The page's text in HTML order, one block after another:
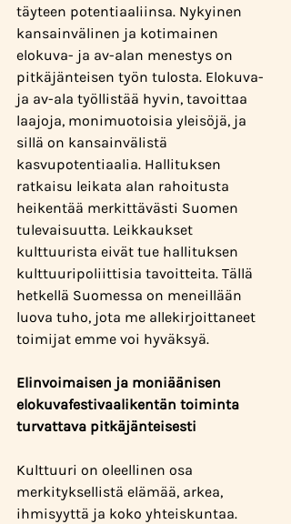
täyteen potentiaaliinsa. Nykyinen
kansainvälinen ja kotimainen
elokuva- ja av-alan menestys on
pitkäjänteisen työn tulosta. Elokuva-
ja av-ala työllistää hyvin, tavoittaa
laajoja, monimuotoisia yleisöjä, ja
sillä on kansainvälistä
kasvupotentiaalia. Hallituksen
ratkaisu leikata alan rahoitusta
heikentää merkittävästi Suomen
tulevaisuutta. Leikkaukset
kulttuurista eivät tue hallituksen
kulttuuripoliittisia tavoitteita. Tällä
hetkellä Suomessa on meneillään
luova tuho, jota me allekirjoittaneet
toimijat emme voi hyväksyä.
Elinvoimaisen ja moniäänisen
elokuvafestivaalikentän toiminta
turvattava pitkäjänteisesti
Kulttuuri on oleellinen osa
merkityksellistä elämää, arkea,
ihmisyyttä ja koko yhteiskuntaa.